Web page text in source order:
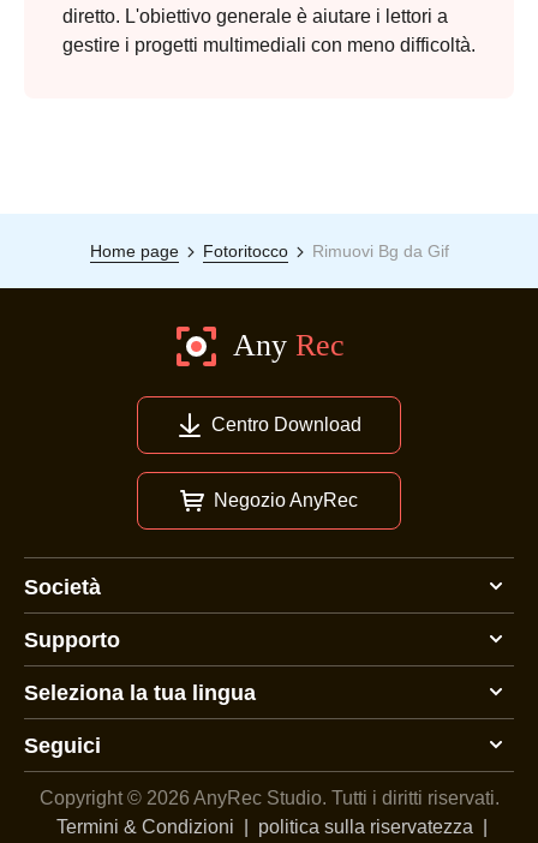
diretto. L'obiettivo generale è aiutare i lettori a
gestire i progetti multimediali con meno difficoltà.
Home page Fotoritocco Rimuovi Bg da Gif
Centro Download
Negozio AnyRec
Società
Supporto
Seleziona la tua lingua
Seguici
Copyright © 2026 AnyRec Studio. Tutti i diritti riservati.
Termini & Condizioni
politica sulla riservatezza